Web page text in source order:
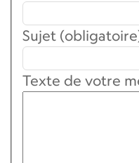
Sujet
Texte de votre